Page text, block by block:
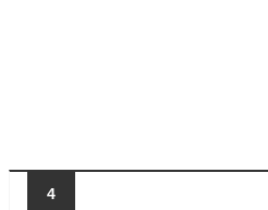
4